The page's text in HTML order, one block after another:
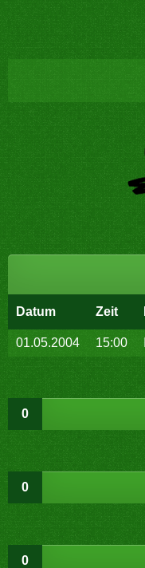
Datum Zeit
01.05.2004 15:00
0
0
0